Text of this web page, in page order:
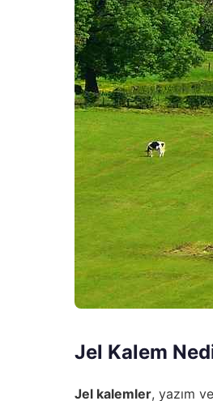
Jel Kalem
Jel kalemler, yazım